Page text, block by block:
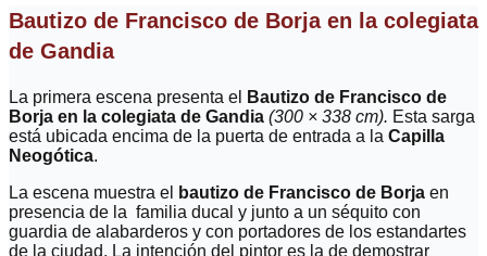
Bautizo de Francisco de Borja en la colegiata
de Gandia
La primera escena presenta el
Bautizo de Francisco de
Borja en la colegiata de Gandia (300 × 338 cm). Esta sarga
está ubicada encima de la puerta de entrada a la Capilla
Neogótica.
La escena muestra el
bautizo de Francisco de Borja en
presencia de la familia ducal y junto a un séquito con
guardia de alabarderos y con portadores de los estandartes
de la ciudad. La intención del pintor es la de demostrar